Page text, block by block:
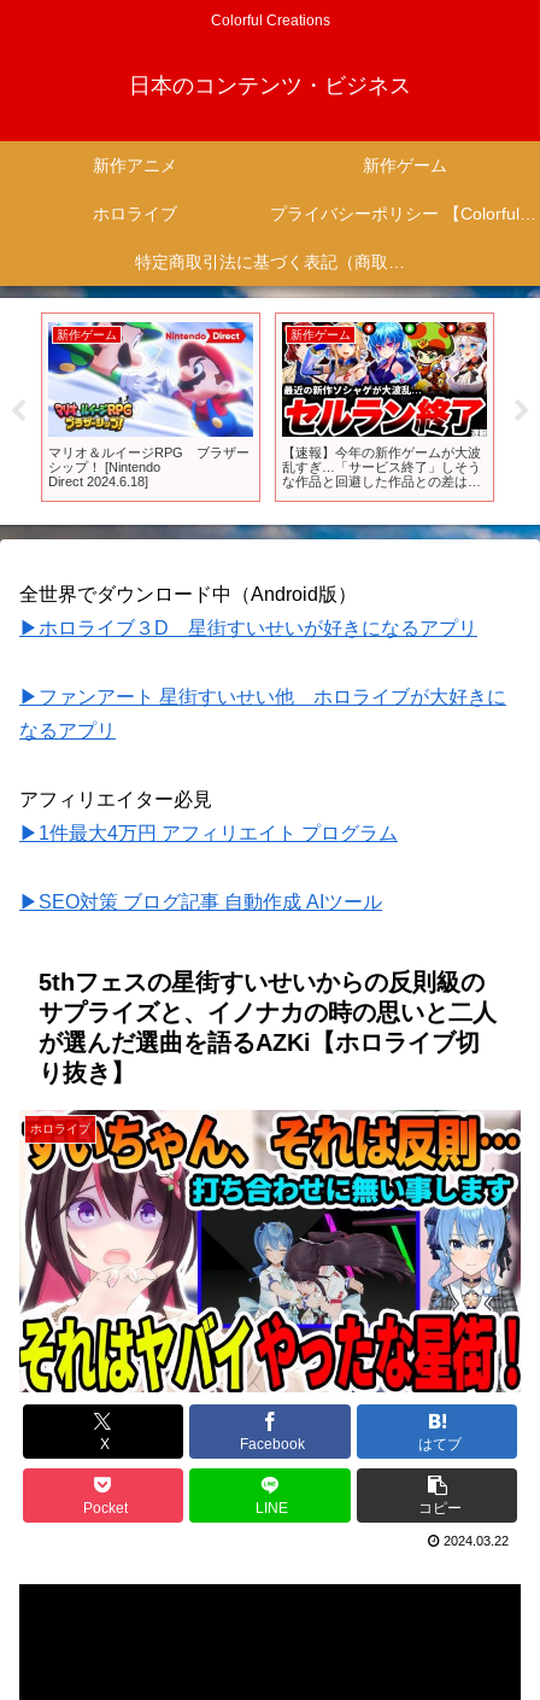
Colorful Creations
日本のコンテンツ・ビジネス
新作アニメ 新作ゲーム
ホロライブ プライバシーポリシー 【Colorful Creation】
特定商取引法に基づく表記（商取引に関する開示）
新作ゲーム
マリオ＆ルイージRPG ブラザー
シップ！ [Nintendo
Direct 2024.6.18]
新作ゲーム
【速報】今年の新作ゲームが大波
乱すぎ…「サービス終了」しそう
な作品と回避した作品との差は…
レバト】【ランドアルカナ】
画
全世界でダウンロード中（Android版）
▶ホロライブ３D 星街すいせいが好きになるアプリ
▶ファンアート 星街すいせい他 ホロライブが大好きに
なるアプリ
アフィリエイター必見
▶1件最大4万円 アフィリエイト プログラム
▶SEO対策 ブログ記事 自動作成 AIツール
5thフェスの星街すいせいからの反則級の
サプライズと、イノナカの時の思いと二人
が選んだ選曲を語るAZKi【ホロライブ切
り抜き】
ホロライブ
X Facebook はてブ
Pocket LINE コピー
2024.03.22